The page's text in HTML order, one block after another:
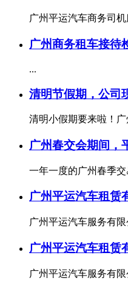
广州平运汽车商务司
广州商务租车接待
...
清明节假期，公司
清明小假期要来啦！
广州春交会期间，
一年一度的广州春季
广州平运汽车租赁
广州平运汽车服务有
广州平运汽车租赁
广州平运汽车服务有